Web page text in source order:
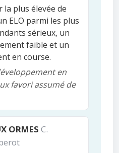
la plus élevée de
ELO parmi les plus
sérieux, un
faible et un
en course.
en
favori assumé de
ORMES C.